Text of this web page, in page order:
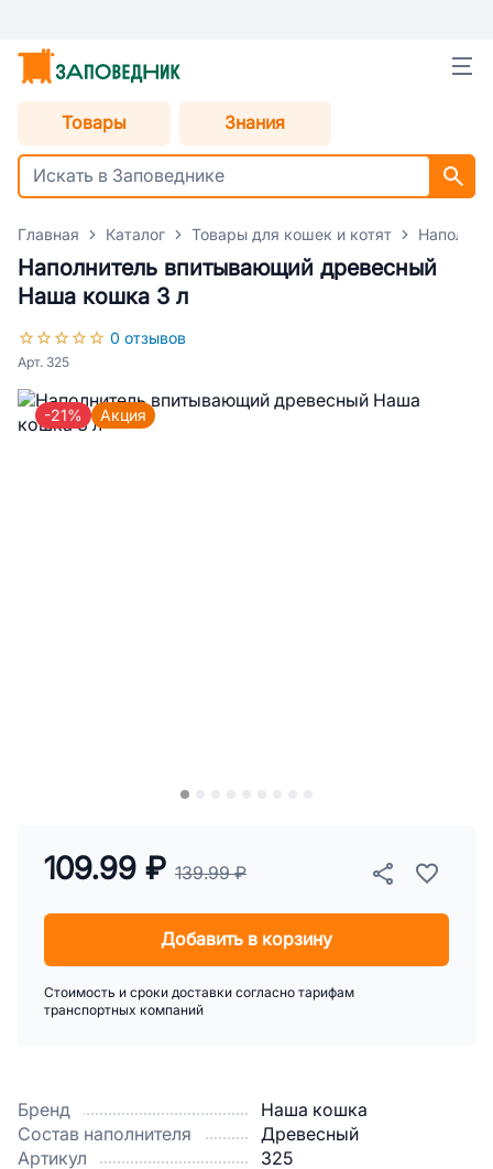
Товары Знания
Главная Каталог Товары для кошек и котят
Наполнитель впитывающий древесный
Наша кошка 3 л
0 отзывов
Арт. 325
-21% Акция
Бренд
Наша кошка
Состав наполнителя
Древесный
Артикул
325
109.99 ₽ 139.99 ₽
Добавить в корзину
Стоимость и сроки доставки согласно тарифам
транспортных компаний